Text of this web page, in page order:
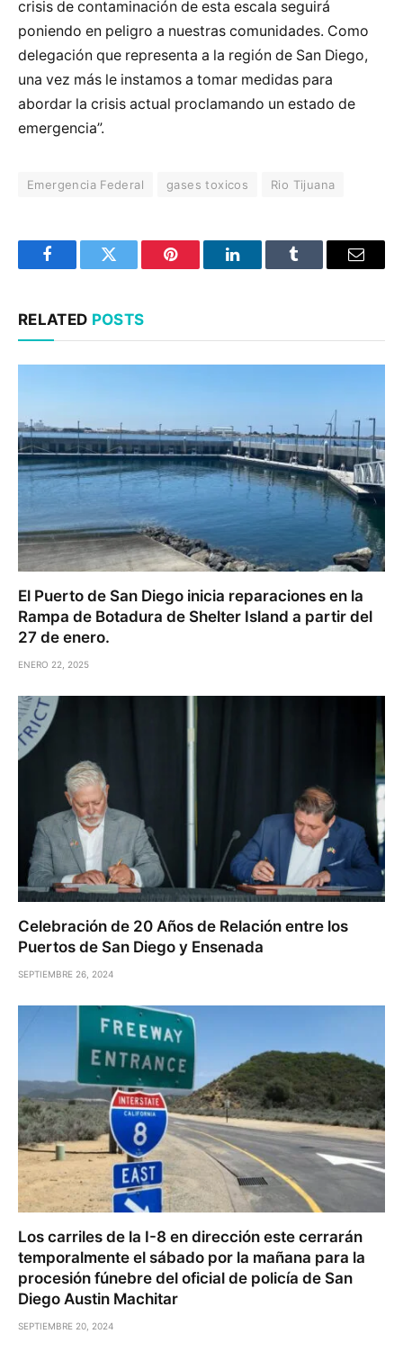
crisis de contaminación de esta escala seguirá
poniendo en peligro a nuestras comunidades. Como
delegación que representa a la región de San Diego,
una vez más le instamos a tomar medidas para
abordar la crisis actual proclamando un estado de
emergencia”.
Emergencia Federal gases toxicos Rio Tijuana
FacebookTwitter Pinterest LinkedInTumblr Email
RELATED POSTS
El Puerto de San Diego inicia reparaciones en la
Rampa de Botadura de Shelter Island a partir del
27 de enero.
ENERO 22, 2025
Celebración de 20 Años de Relación entre los
Puertos de San Diego y Ensenada
SEPTIEMBRE 26, 2024
Los carriles de la I-8 en dirección este cerrarán
temporalmente el sábado por la mañana para la
procesión fúnebre del oficial de policía de San
Diego Austin Machitar
SEPTIEMBRE 20, 2024